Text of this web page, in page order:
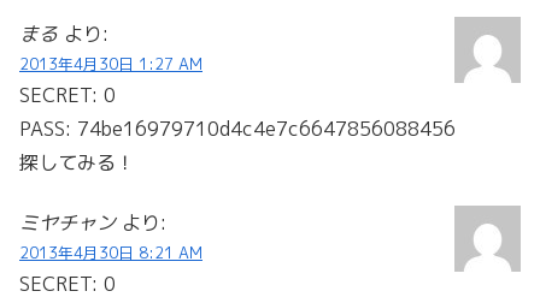
まる より:
2013年4月30日 1:27 AM
SECRET: 0
PASS: 74be16979710d4c4e7c6647856088456
探してみる！
ミヤチャン より:
2013年4月30日 8:21 AM
SECRET: 0